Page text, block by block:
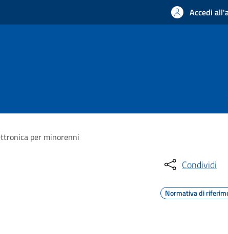
Accedi
per minorenni
Condividi
Normativa di